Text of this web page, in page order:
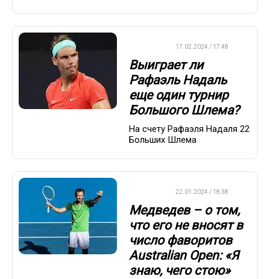
17.02.2024 / 17:48
Выиграет ли
Рафаэль Надаль
еще один турнир
Большого Шлема?
На счету Рафаэля Надаля 22
Больших Шлема
22.01.2024 / 18:38
Медведев – о том,
что его не вносят в
число фаворитов
Australian Open: «Я
знаю, чего стою»